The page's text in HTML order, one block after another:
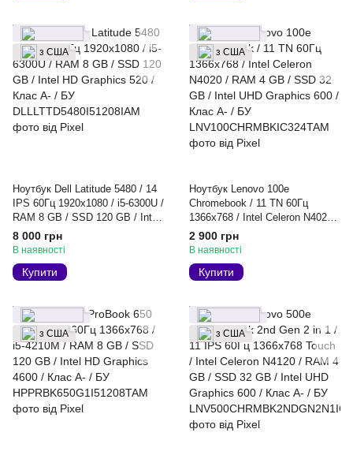
з США
Ноутбук Dell Latitude 5480 / 14
IPS 60Гц 1920x1080 / i5-6300U /
RAM 8 GB / SSD 120 GB / Intel
HD Graphics 520 / Клас A- / БУ
8 000 грн
В наявності
Купити
з США
Ноутбук Lenovo 100e
Chromebook / 11 TN 60Гц
1366x768 / Intel Celeron N4020 /
RAM 4 GB / SSD 32 GB / Intel
UHD Graphics 600 / Клас A- /
2 900 грн
В наявності
Купити
з США з США